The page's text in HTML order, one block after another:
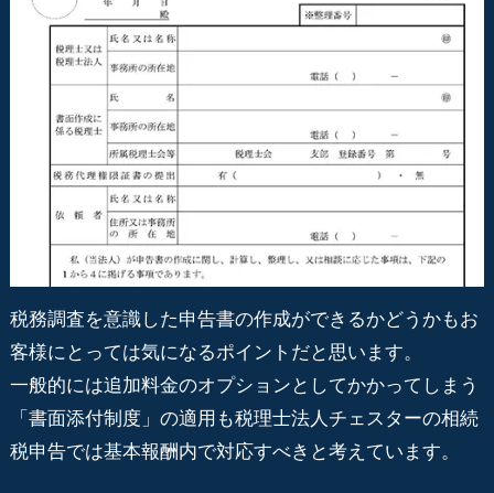
税務調査を意識した申告書の作成ができるかどうかもお
客様にとっては気になるポイントだと思います。
一般的には追加料金のオプションとしてかかってしまう
「書面添付制度」の適用も税理士法人チェスターの相続
税申告では基本報酬内で対応すべきと考えています。